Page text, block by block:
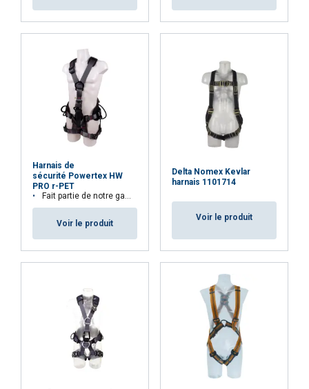
Harnais de
sécurité Powertex HW
PRO r-PET
Fait partie de notre gamme Aspire™. 32,9% de matières recyclées
Voir le produit
Delta Nomex Kevlar
harnais 1101714
Voir le produit
ENGLISH TRANSLATION
FRENCH
Ce site Web utilise des cookies
Nous partageons également des informations
sur votre utilisation de notre site avec nos
partenaires de publicité et d"analyse qui
peuvent les combiner avec d"autres
informations que vous leur avez fournies ou
qu"ils ont collectées lors de votre utilisation de
leurs services.
Strictement
nécessaires
Performance